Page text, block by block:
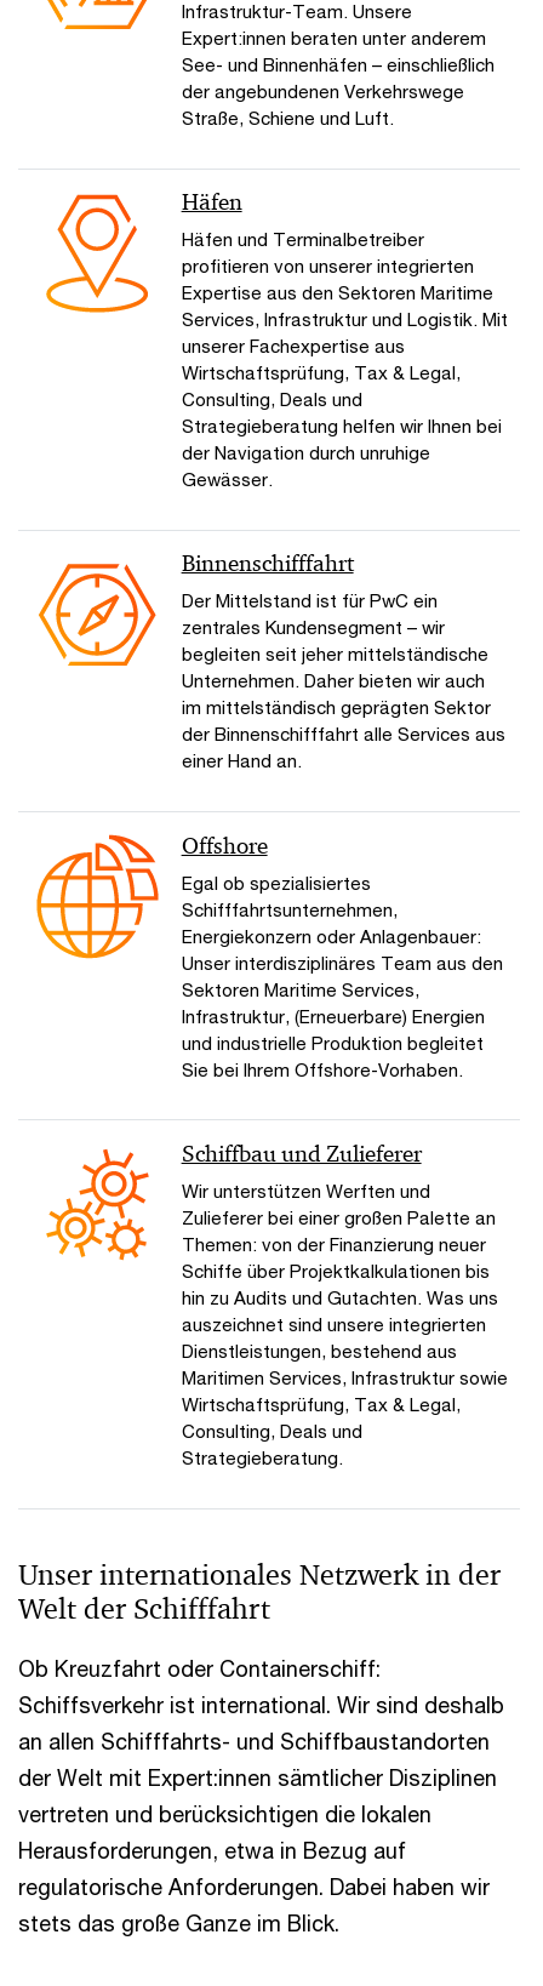
Infrastruktur-Team. Unsere
Expert:innen beraten unter anderem
See- und Binnenhäfen – einschließlich
der angebundenen Verkehrswege
Straße, Schiene und Luft.
Häfen
Häfen und Terminalbetreiber
profitieren von unserer integrierten
Expertise aus den Sektoren Maritime
Services, Infrastruktur und Logistik. Mit
unserer Fachexpertise aus
Wirtschaftsprüfung, Tax & Legal,
Consulting, Deals und
Strategieberatung helfen wir Ihnen bei
der Navigation durch unruhige
Gewässer.
Binnenschifffahrt
Der Mittelstand ist für PwC ein
zentrales Kundensegment – wir
begleiten seit jeher mittelständische
Unternehmen. Daher bieten wir auch
im mittelständisch geprägten Sektor
der Binnenschifffahrt alle Services aus
einer Hand an.
Offshore
Egal ob spezialisiertes
Schifffahrtsunternehmen,
Energiekonzern oder Anlagenbauer:
Unser interdisziplinäres Team aus den
Sektoren Maritime Services,
Infrastruktur, (Erneuerbare) Energien
und industrielle Produktion begleitet
Sie bei Ihrem Offshore-Vorhaben.
Schiffbau und Zulieferer
Wir unterstützen Werften und
Zulieferer bei einer großen Palette an
Themen: von der Finanzierung neuer
Schiffe über Projektkalkulationen bis
hin zu Audits und Gutachten. Was uns
auszeichnet sind unsere integrierten
Dienstleistungen, bestehend aus
Maritimen Services, Infrastruktur sowie
Wirtschaftsprüfung, Tax & Legal,
Consulting, Deals und
Strategieberatung.
Unser internationales Netzwerk in der
Welt der Schifffahrt
Ob Kreuzfahrt oder Containerschiff:
Schiffsverkehr ist international. Wir sind deshalb
an allen Schifffahrts- und Schiffbaustandorten
der Welt mit Expert:innen sämtlicher Disziplinen
vertreten und berücksichtigen die lokalen
Herausforderungen, etwa in Bezug auf
regulatorische Anforderungen. Dabei haben wir
stets das große Ganze im Blick.